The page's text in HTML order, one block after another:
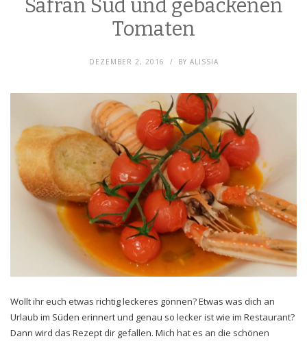
Safran Sud und gebackenen
Tomaten
DEZEMBER 2, 2016 BY ALISSIA
Wollt ihr euch etwas richtig leckeres gönnen? Etwas was dich an
Urlaub im Süden erinnert und genau so lecker ist wie im Restaurant?
Dann wird das Rezept dir gefallen. Mich hat es an die schönen